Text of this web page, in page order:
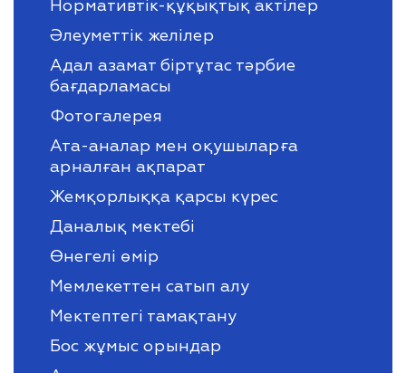
Нормативтік-құқықтық актілер
Әлеуметтік желілер
Адал азамат біртұтас тәрбие
бағдарламасы
Фотогалерея
Ата-аналар мен оқушыларға
арналған ақпарат
Жемқорлыққа қарсы күрес
Даналық мектебі
Өнегелі өмір
Мемлекеттен сатып алу
Мектептегі тамақтану
Бос жұмыс орындар